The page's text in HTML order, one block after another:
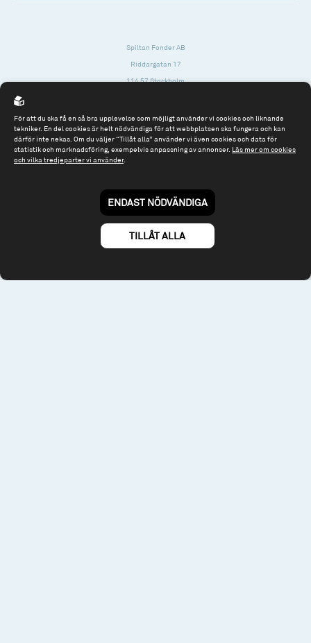
Spiltan Fonder AB
Riddargatan 17
114 57 Stockholm
Tel: 08 - 545 813 40
Till spiltan.se
© 2026 - Spiltan Fonder AB
By Sphinxly
För att du ska få en så bra upplevelse som möjligt använder vi cookies och liknande
tekniker. En del cookies är helt nödvändiga för att webbplatsen ska fungera och kan
därför inte nekas. Om du väljer “Tillåt alla” använder vi även cookies och data för
statistik och marknadsföring, exempelvis anpassning av annonser. Läs mer om cookies
och vilka tredjeparter vi använder.
ENDAST NÖDVÄNDIGA
TILLÅT ALLA